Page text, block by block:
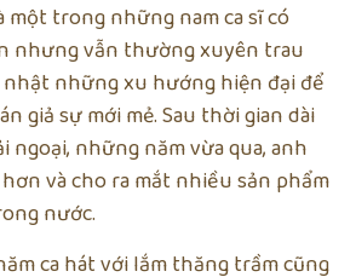
một trong những nam ca sĩ có
nhưng vẫn thường xuyên trau
những xu hướng hiện đại để
giả sự mới mẻ. Sau thời gian dài
ngoại, những năm vừa qua, anh
và cho ra mắt nhiều sản phẩm
nước.
ca hát với lắm thăng trầm cũng